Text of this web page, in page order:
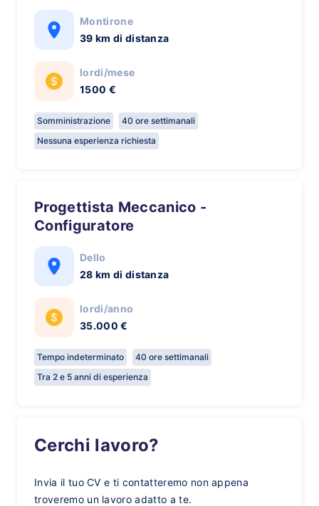
Montirone
39 km di distanza
lordi/mese
1500 €
Somministrazione
40 ore settimanali
Nessuna esperienza richiesta
Progettista Meccanico -
Configuratore
Dello
28 km di distanza
lordi/anno
35.000 €
Tempo indeterminato
40 ore settimanali
Tra 2 e 5 anni di esperienza
Cerchi lavoro?
Invia il tuo CV e ti contatteremo non appena
troveremo un lavoro adatto a te.